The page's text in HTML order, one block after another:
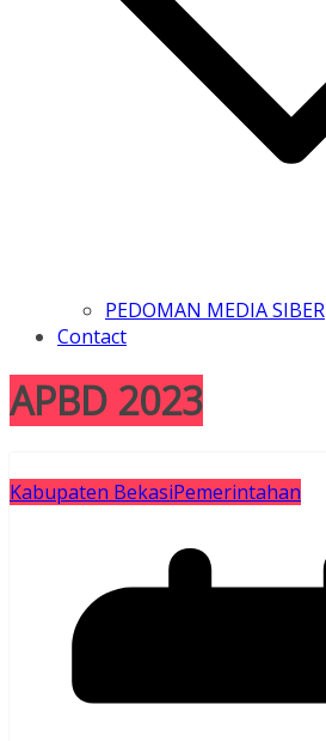
PEDOMAN MEDIA SIBER
Contact
APBD 2023
Kabupaten BekasiPemerintahan